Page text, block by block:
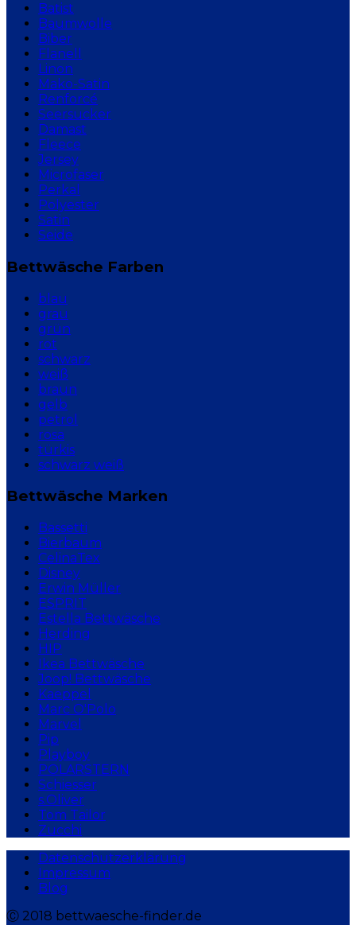
Batist
Baumwolle
Biber
Flanell
Linon
Mako-Satin
Renforcé
Seersucker
Damast
Fleece
Jersey
Microfaser
Perkal
Polyester
Satin
Seide
Bettwäsche Farben
blau
grau
grün
rot
schwarz
weiß
braun
gelb
petrol
rosa
türkis
schwarz weiß
Bettwäsche Marken
Bassetti
Bierbaum
CelinaTex
Disney
Erwin Müller
ESPRIT
Estella Bettwäsche
Herding
HIP
Ikea Bettwäsche
Joop! Bettwäsche
Kaeppel
Marc O'Polo
Marvel
Pip
Playboy
POLARSTERN
Schiesser
s.Oliver
Tom Tailor
Zucchi
Datenschutzerklärung
Impressum
Blog
Ⓒ 2018 bettwaesche-finder.de